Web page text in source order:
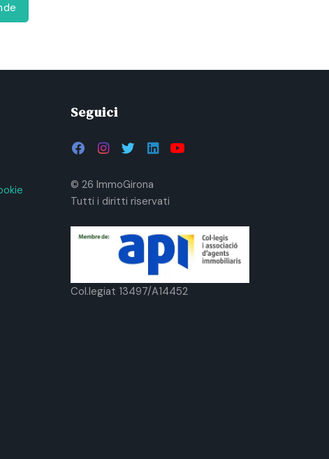
Seguici
© 26 ImmoGirona
Tutti i diritti riservati
Col.legiat 13497/A14452